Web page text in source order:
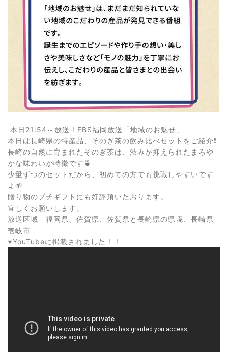
本日21:54～放送！FBS福岡放送「地域のお魅せ」
本日は長崎県の特産品、そのぎ茶の飲み比べセットをご紹介❗️
長崎の自然に育まれたそのぎ茶は、渋みが抑えられたまろや
かな味わいが特徴です🍵
少量ずつのセットだから、初めての方でも挑戦しやすいです
よ🌱
贈り物のプチギフトにも好評頂いたおります。
宜しくお願いします。
放送区域 福岡県、佐賀県、佐賀県と長崎県の県境、長崎県
壱岐市
※YouTubeに掲載されました！！